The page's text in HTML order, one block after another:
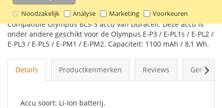
Noodzakelijk Analyse Marketing Voorkeuren
TOEVOEGEN OM TE VERGELIJKEN
Compatible Olympus BLS-5 accu van Duracell. Deze accu is
onder andere geschikt voor de Olympus E-P3 / E-PL1s / E-PL2 /
E-PL3 / E-PL5 / E-PM1 / E-PM2. Capaciteit: 1100 mAh / 8,1 Wh.
Details Productkenmerken Reviews
Accu soort: Li-Ion batterij.